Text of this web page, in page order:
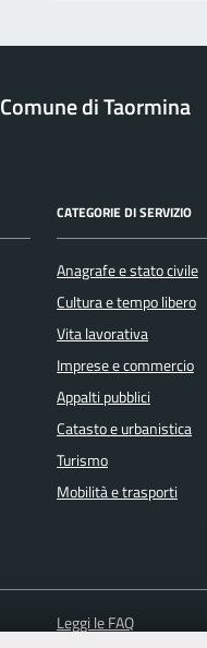
Comune di Taormina
CATEGORIE DI SERVIZIO
Anagrafe e stato civile
Cultura e tempo libero
Vita lavorativa
Imprese e commercio
Appalti pubblici
Catasto e urbanistica
Turismo
Mobilità e trasporti
Leggi le FAQ